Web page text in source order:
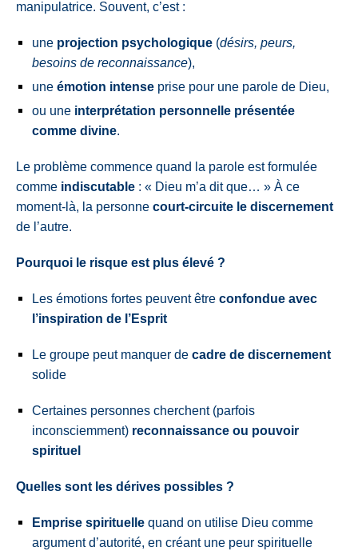
manipulatrice. Souvent, c’est :
une projection psychologique (désirs, peurs,
besoins de reconnaissance),
une émotion intense prise pour une parole de Dieu,
ou une interprétation personnelle présentée
comme divine.
Le problème commence quand la parole est formulée
comme indiscutable : « Dieu m’a dit que… » À ce
moment-là, la personne court-circuite le discernement
de l’autre.
Pourquoi le risque est plus élevé ?
Les émotions fortes peuvent être confondue avec
l’inspiration de l’Esprit
Le groupe peut manquer de cadre de discernement
solide
Certaines personnes cherchent (parfois
inconsciemment) reconnaissance ou pouvoir
spirituel
Quelles sont les dérives possibles ?
Emprise spirituelle quand on utilise Dieu comme
argument d’autorité, en créant une peur spirituelle